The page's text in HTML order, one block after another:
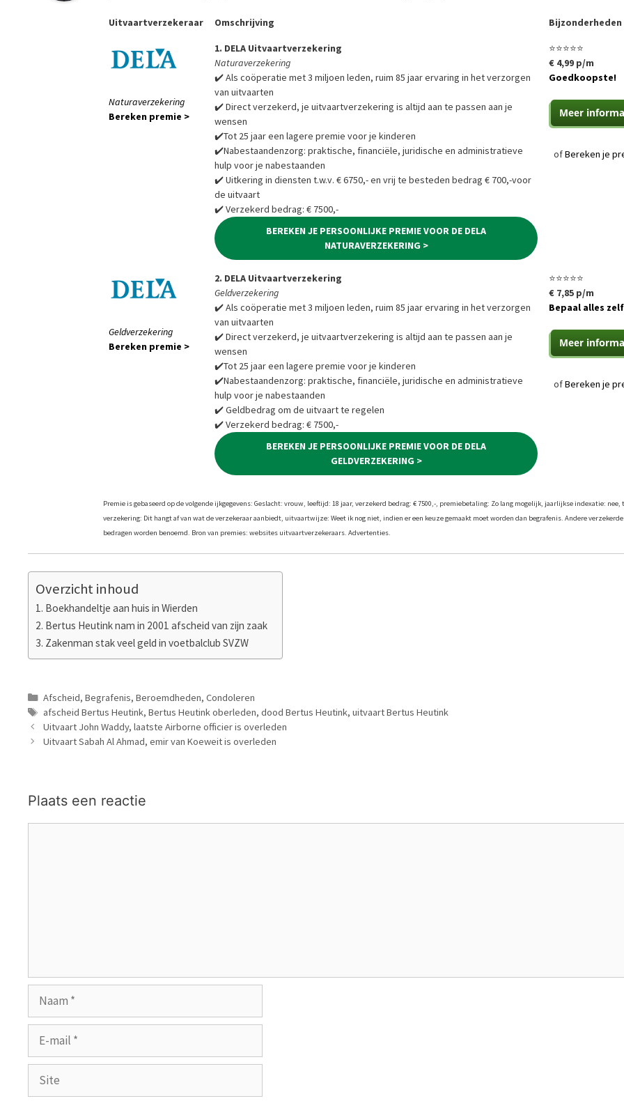
Uitvaartverzekeraar Omschrijving Bijzonderheden
Naturaverzekering
Bereken premie >
1. DELA Uitvaartverzekering
Naturaverzekering
✔️ Als coöperatie met 3 miljoen leden, ruim 85 jaar ervaring in het verzorgen
van uitvaarten
✔️ Direct verzekerd, je uitvaartverzekering is altijd aan te passen aan je
wensen
✔️Tot 25 jaar een lagere premie voor je kinderen
✔️Nabestaandenzorg: praktische, financiële, juridische en administratieve
hulp voor je nabestaanden
✔️ Uitkering in diensten t.w.v. € 6750,- en vrij te besteden bedrag € 700,-voor
de uitvaart
✔️ Verzekerd bedrag: € 7500,-
BEREKEN JE PERSOONLIJKE PREMIE VOOR DE DELA
NATURAVERZEKERING >
⭐⭐⭐⭐⭐
€ 4,99 p/m
Goedkoopste!
ofBereken je
Geldverzekering
Bereken premie >
2. DELA Uitvaartverzekering
Geldverzekering
✔️ Als coöperatie met 3 miljoen leden, ruim 85 jaar ervaring in het verzorgen
van uitvaarten
✔️ Direct verzekerd, je uitvaartverzekering is altijd aan te passen aan je
wensen
✔️Tot 25 jaar een lagere premie voor je kinderen
✔️Nabestaandenzorg: praktische, financiële, juridische en administratieve
hulp voor je nabestaanden
✔️ Geldbedrag om de uitvaart te regelen
✔️ Verzekerd bedrag: € 7500,-
BEREKEN JE PERSOONLIJKE PREMIE VOOR DE DELA
GELDVERZEKERING >
⭐⭐⭐⭐⭐
€ 7,85 p/m
Bepaal alles zelf
ofBereken je
Premie is gebaseerd op de volgende ijkgegevens: Geslacht: vrouw, leeftijd: 18 jaar, verzekerd bedrag: € 7500,-, premiebetaling: Zo lang mogelijk, jaarlijkse indexatie: nee,
verzekering: Dit hangt af van wat de verzekeraar aanbiedt, uitvaartwijze: Weet ik nog niet, indien er een keuze gemaakt moet worden dan begrafenis. Andere verzekerde
bedragen worden benoemd. Bron van premies: websites uitvaartverzekeraars. Advertenties.
Overzicht inhoud
Boekhandeltje aan huis in Wierden
Bertus Heutink nam in 2001 afscheid van zijn zaak
Zakenman stak veel geld in voetbalclub SVZW
Categorieën
Afscheid, Begrafenis, Beroemdheden, Condoleren
Tags
afscheid Bertus Heutink, Bertus Heutink oberleden, dood Bertus Heutink, uitvaart Bertus Heutink
Uitvaart John Waddy, laatste Airborne officier is overleden
Uitvaart Sabah Al Ahmad, emir van Koeweit is overleden
Plaats een reactie
Naam
mail
Site